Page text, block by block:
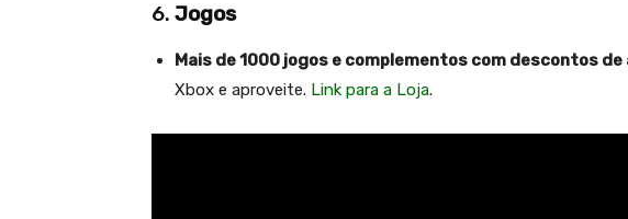
6. Jogos
Mais de 1000 jogos e complementos com descontos de
Xbox e aproveite. Link para a Loja.